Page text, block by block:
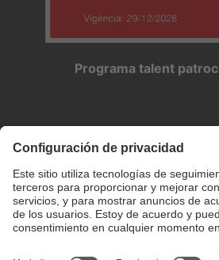
Programa talent